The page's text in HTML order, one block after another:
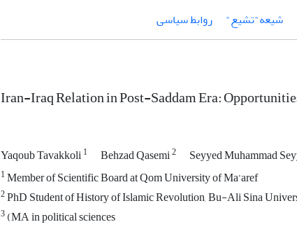
شیعه"تشیع" روابط سیاسی
Iran-Iraq Relation in Post-Saddam Era:
Yaqoub Tavakkoli1 Behzad Qasemi2 Seyyed Muhammad
1Member of Scientific Board at Qom University of Ma’aref
2PhD Student of History of Islamic Revolution, Bu-Ali Sina
3(MA in political sciences